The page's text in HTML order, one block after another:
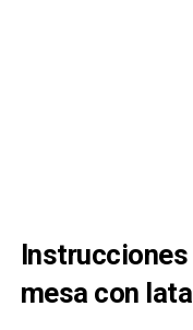
mesa con